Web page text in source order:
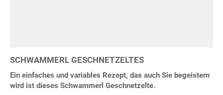
SCHWAMMERL GESCHNETZELTES
Ein einfaches und variables Rezept, das auch Sie begeistern
wird ist dieses Schwammerl Geschnetzelte.